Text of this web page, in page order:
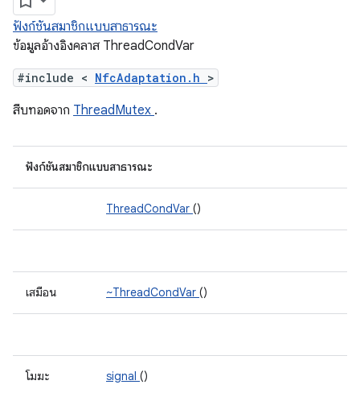
ฟังก์ชันสมาชิกแบบสาธารณะ
ข้อมูลอ้างอิงคลาส ThreadCondVar
#include < NfcAdaptation.h >
สืบทอดจาก ThreadMutex .
ฟังก์ชันสมาชิกแบบสาธารณะ
ThreadCondVar ()
เสมือน ~ThreadCondVar ()
โมฆะ signal ()